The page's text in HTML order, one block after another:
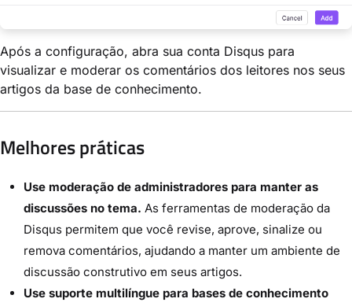
Após a configuração, abra sua conta Disqus para
visualizar e moderar os comentários dos leitores nos seus
artigos da base de conhecimento.
Melhores práticas
Use moderação de administradores para manter as
discussões no tema. As ferramentas de moderação da
Disqus permitem que você revise, aprove, sinalize ou
remova comentários, ajudando a manter um ambiente de
discussão construtivo em seus artigos.
Use suporte multilíngue para bases de conhecimento